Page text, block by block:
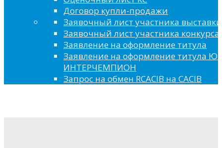
Договор купли-продажи
Заявочный лист участника выставки
Заявочный лист участника конкурса
Заявление на оформление титула
Заявление на оформление титула
ИНТЕРЧЕМПИОН
Запрос на обмен RCACIB на CACIB